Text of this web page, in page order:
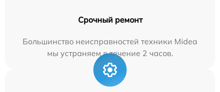
Срочный ремонт
Большинство неисправностей техники Midea
мы устраняем в течение 2 часов.